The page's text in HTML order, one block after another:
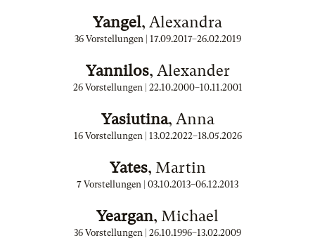
Yangel, Alexandra
36 Vorstellungen | 17.09.2017–26.02.2019
Yannilos, Alexander
26 Vorstellungen | 22.10.2000–10.11.2001
Yasiutina, Anna
16 Vorstellungen | 13.02.2022–18.05.2026
Yates, Martin
7 Vorstellungen | 03.10.2013–06.12.2013
Yeargan, Michael
36 Vorstellungen | 26.10.1996–13.02.2009